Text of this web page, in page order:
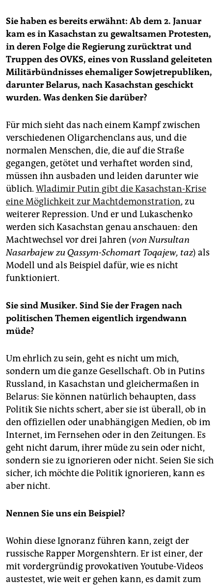
Sie haben es bereits erwähnt: Ab dem 2. Januar
kam es in Kasachstan zu gewaltsamen Protesten,
in deren Folge die Regierung zurücktrat und
Truppen des OVKS, eines von Russland geleiteten
Militärbündnisses ehemaliger Sowjetrepubliken,
darunter Belarus, nach Kasachstan geschickt
wurden. Was denken Sie darüber?
Für mich sieht das nach einem Kampf zwischen
verschiedenen Oligarchenclans aus, und die
normalen Menschen, die, die auf die Straße
gegangen, getötet und verhaftet worden sind,
müssen ihn ausbaden und leiden darunter wie
üblich. Wladimir Putin gibt die Kasachstan-Krise
eine Möglichkeit zur Machtdemonstration, zu
weiterer Repression. Und er und Lukaschenko
werden sich Kasachstan genau anschauen: den
Machtwechsel vor drei Jahren (von Nursultan
Nasarbajew zu Qassym-Schomart Toqajew, taz) als
Modell und als Beispiel dafür, wie es nicht
funktioniert.
Sie sind Musiker. Sind Sie der Fragen nach
politischen Themen eigentlich irgendwann
müde?
Um ehrlich zu sein, geht es nicht um mich,
sondern um die ganze Gesellschaft. Ob in Putins
Russland, in Kasachstan und gleichermaßen in
Belarus: Sie können natürlich behaupten, dass
Politik Sie nichts schert, aber sie ist überall, ob in
den offiziellen oder unabhängigen Medien, ob im
Internet, im Fernsehen oder in den Zeitungen. Es
geht nicht darum, ihrer müde zu sein oder nicht,
sondern sie zu ignorieren oder nicht. Seien Sie sich
sicher, ich möchte die Politik ignorieren, kann es
aber nicht.
Nennen Sie uns ein Beispiel?
Wohin diese Ignoranz führen kann, zeigt der
russische Rapper Morgenshtern. Er ist einer, der
mit vordergründig provokativen Youtube-Videos
austestet, wie weit er gehen kann, es damit zum